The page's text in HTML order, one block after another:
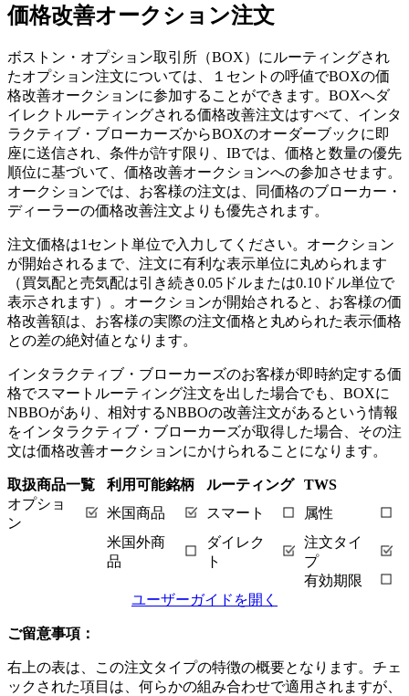
価格改善オークション注文
ボストン・オプション取引所（BOX）にルーティングされ
たオプション注文については、１セントの呼値でBOXの価
格改善オークションに参加することができます。BOXへダ
イレクトルーティングされる価格改善注文はすべて、インタ
ラクティブ・ブローカーズからBOXのオーダーブックに即
座に送信され、条件が許す限り、IBでは、価格と数量の優先
順位に基づいて、価格改善オークションへの参加させます。
オークションでは、お客様の注文は、同価格のブローカー・
ディーラーの価格改善注文よりも優先されます。
注文価格は1セント単位で入力してください。オークション
が開始されるまで、注文に有利な表示単位に丸められます
（買気配と売気配は引き続き0.05ドルまたは0.10ドル単位で
表示されます）。オークションが開始されると、お客様の価
格改善額は、お客様の実際の注文価格と丸められた表示価格
との差の絶対値となります。
インタラクティブ・ブローカーズのお客様が即時約定する価
格でスマートルーティング注文を出した場合でも、BOXに
NBBOがあり、相対するNBBOの改善注文があるという情報
をインタラクティブ・ブローカーズが取得した場合、その注
文は価格改善オークションにかけられることになります。
取扱商品一覧 利用可能銘柄 ルーティング
TWS
オプショ
ン
米国商品 スマート
属性
米国外商
品
ダイレク
ト
注文タイ
プ
有効期限
ユーザーガイドを開く
ご留意事項：
右上の表は、この注文タイプの特徴の概要となります。チェ
ックされた項目は、何らかの組み合わせで適用されますが、